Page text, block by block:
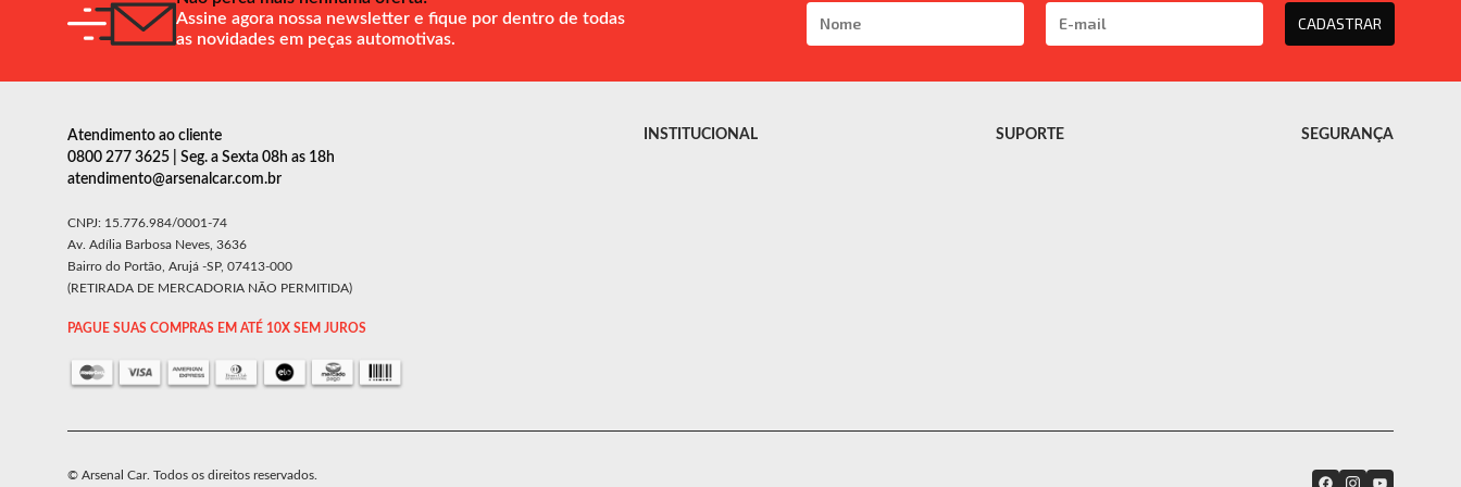
Assine agora nossa newsletter e fique por dentro de todas
as novidades em peças automotivas.
CADASTRAR
Atendimento ao cliente
0800 277 3625 | Seg. a Sexta 08h as 18h
atendimento@arsenalcar.com.br
CNPJ: 15.776.984/0001-74
Av. Adília Barbosa Neves, 3636
Bairro do Portão, Arujá -SP, 07413-000
(RETIRADA DE MERCADORIA NÃO PERMITIDA)
PAGUE SUAS COMPRAS EM ATÉ 10X SEM JUROS
INSTITUCIONAL SUPORTE SEGURANÇA
© Arsenal Car. Todos os direitos reservados.